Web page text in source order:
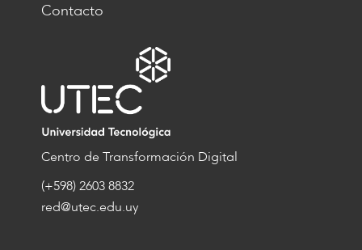
Contacto
Centro de Transformación Digital
(+598) 2603 8832
red@utec.edu.uy